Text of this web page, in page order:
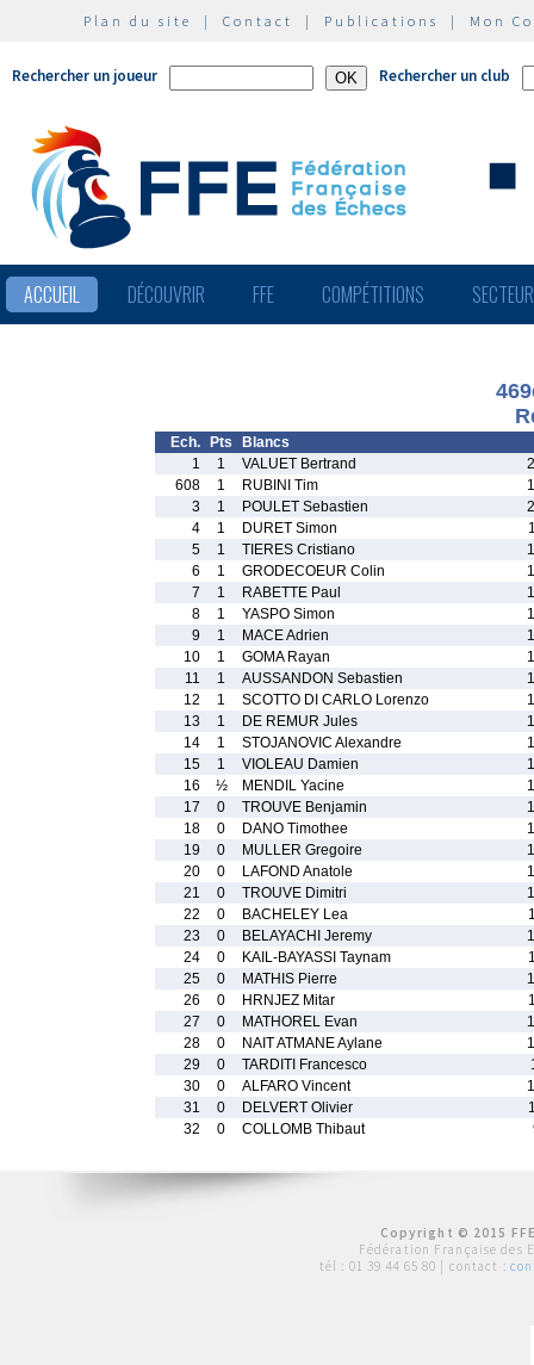
Plan du site | Contact | Publications | Mon
Rechercher un joueur Rechercher un club
ACCUEIL DÉCOUVRIR FFE COMPÉTITIONS
Ech. Pts
Blancs
1
1 VALUET Bertrand
608
1 RUBINI Tim
3
1 POULET Sebastien
4
1 DURET Simon
5
1 TIERES Cristiano
6
1 GRODECOEUR Colin
7
1 RABETTE Paul
8
1 YASPO Simon
9
1 MACE Adrien
10
1 GOMA Rayan
11
1 AUSSANDON Sebastien
12
1 SCOTTO DI CARLO Lorenzo
13
1 DE REMUR Jules
14
1 STOJANOVIC Alexandre
15
1 VIOLEAU Damien
16
½ MENDIL Yacine
17
0 TROUVE Benjamin
18
0 DANO Timothee
19
0 MULLER Gregoire
20
0 LAFOND Anatole
21
0 TROUVE Dimitri
22
0 BACHELEY Lea
23
0 BELAYACHI Jeremy
24
0 KAIL-BAYASSI Taynam
25
0 MATHIS Pierre
26
0 HRNJEZ Mitar
27
0 MATHOREL Evan
28
0 NAIT ATMANE Aylane
29
0 TARDITI Francesco
30
0 ALFARO Vincent
31
0 DELVERT Olivier
32
0 COLLOMB Thibaut
Copyright © 2015
Fédération Française des
tél : 01 39 44 65 80 | contact :